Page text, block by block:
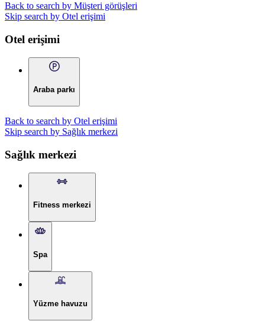
Back to search by Müşteri görüşleri
Skip search by Otel erişimi
Otel erişimi
Araba parkı
Back to search by Otel erişimi
Skip search by Sağlık merkezi
Sağlık merkezi
Fitness merkezi
Spa
Yüzme havuzu